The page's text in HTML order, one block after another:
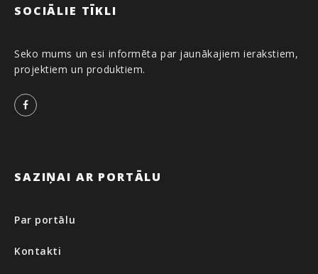
SOCIĀLIE TĪKLI
Seko mums un esi informēta par jaunākajiem ierakstiem,
projektiem un produktiem.
SAZIŅAI AR PORTĀLU
Par portālu
Kontakti